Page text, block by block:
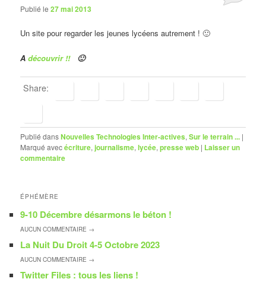
Publié le27 mai 2013
Un site pour regarder les jeunes lycéens autrement ! 🙂
A découvrir !!🙂
Share:
Publié dansNouvelles Technologies Inter-actives,Sur le terrain ... |
Marqué avecécriture,journalisme,lycée,presse web | Laisser un
commentaire
ÉPHÉMÈRE
9-10 Décembre désarmons le béton !
AUCUNCOMMENTAIRE →
La Nuit Du Droit 4-5 Octobre 2023
AUCUNCOMMENTAIRE →
Twitter Files : tous les liens !